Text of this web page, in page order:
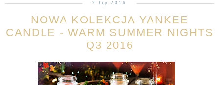
7 lip 2016
NOWA KOLEKCJA YANKEE
CANDLE - WARM SUMMER NIGHTS
Q3 2016